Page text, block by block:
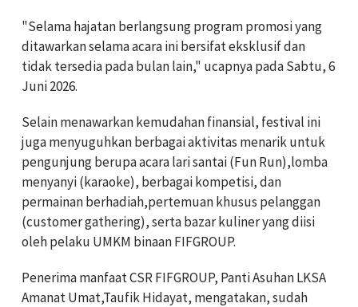
"Selama hajatan berlangsung program promosi yang
ditawarkan selama acara ini bersifat eksklusif dan
tidak tersedia pada bulan lain," ucapnya pada Sabtu, 6
Juni 2026.
Selain menawarkan kemudahan finansial, festival ini
juga menyuguhkan berbagai aktivitas menarik untuk
pengunjung berupa acara lari santai (Fun Run),lomba
menyanyi (karaoke), berbagai kompetisi, dan
permainan berhadiah,pertemuan khusus pelanggan
(customer gathering), serta bazar kuliner yang diisi
oleh pelaku UMKM binaan FIFGROUP.
Penerima manfaat CSR FIFGROUP, Panti Asuhan LKSA
Amanat Umat,Taufik Hidayat, mengatakan, sudah